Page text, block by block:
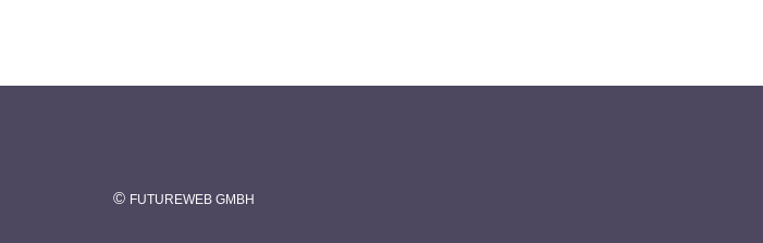
© FUTUREWEB GMBH